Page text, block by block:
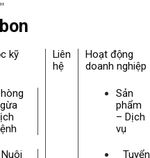
kỹ
Nuôi
Liên
hệ
Hoạt động
doanh nghiệp
Sản
phẩm
– Dịch
vụ
Tuyển